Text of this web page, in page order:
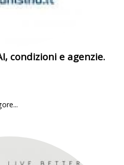
condizioni e agenzie.